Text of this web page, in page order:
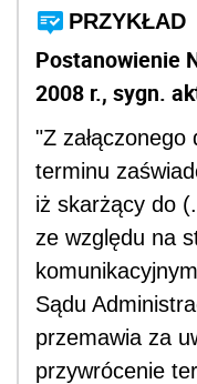
PRZYKŁAD
Postanowienie
2008 r., sygn.
"Z
terminu
iż skarżący do
ze względu na
Sądu
przemawia za
przywrócenie